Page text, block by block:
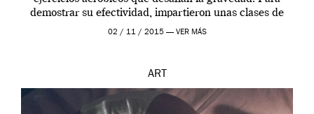
demostrar su efectividad, impartieron unas clases de
prueba en el Tate […]
02 / 11 / 2015 — VER MÁS
ART